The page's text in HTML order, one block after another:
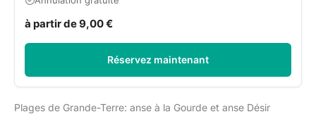
à partir de 9,00 €
Réservez maintenant
Plages de Grande-Terre: anse à la Gourde et anse Désir